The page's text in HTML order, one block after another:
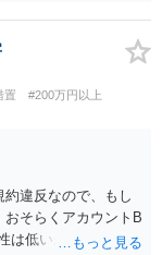
置 #200万円以上
違反なので、もし
そらくアカウントB
は低いかもしれませ